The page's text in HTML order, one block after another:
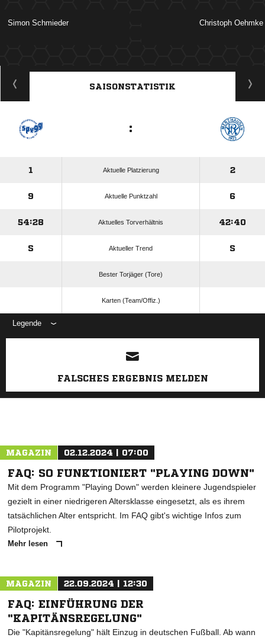
   
ANZEIGE
SAISONSTATISTIK
:
1 Aktuelle Platzierung 2
9 Aktuelle Punktzahl 6
54:28 Aktuelles Torverhältnis 42:40
S Aktueller Trend S
Bester Torjäger (Tore)
Karten (Team/Offiz.)
Legende
ANZEIGE
FALSCHES ERGEBNIS MELDEN
MAGAZIN 02.12.2024 | 07:00
FAQ: SO FUNKTIONIERT "PLAYING DOWN"
Mit dem Programm "Playing Down" werden kleinere Jugendspieler
gezielt in einer niedrigeren Altersklasse eingesetzt, als es ihrem
tatsächlichen Alter entspricht. Im FAQ gibt's wichtige Infos zum
Pilotprojekt.
Mehr lesen
MAGAZIN 22.09.2024 | 12:30
FAQ: EINFÜHRUNG DER
"KAPITÄNSREGELUNG"
Die "Kapitänsregelung" hält Einzug in deutschen Fußball. Ab wann